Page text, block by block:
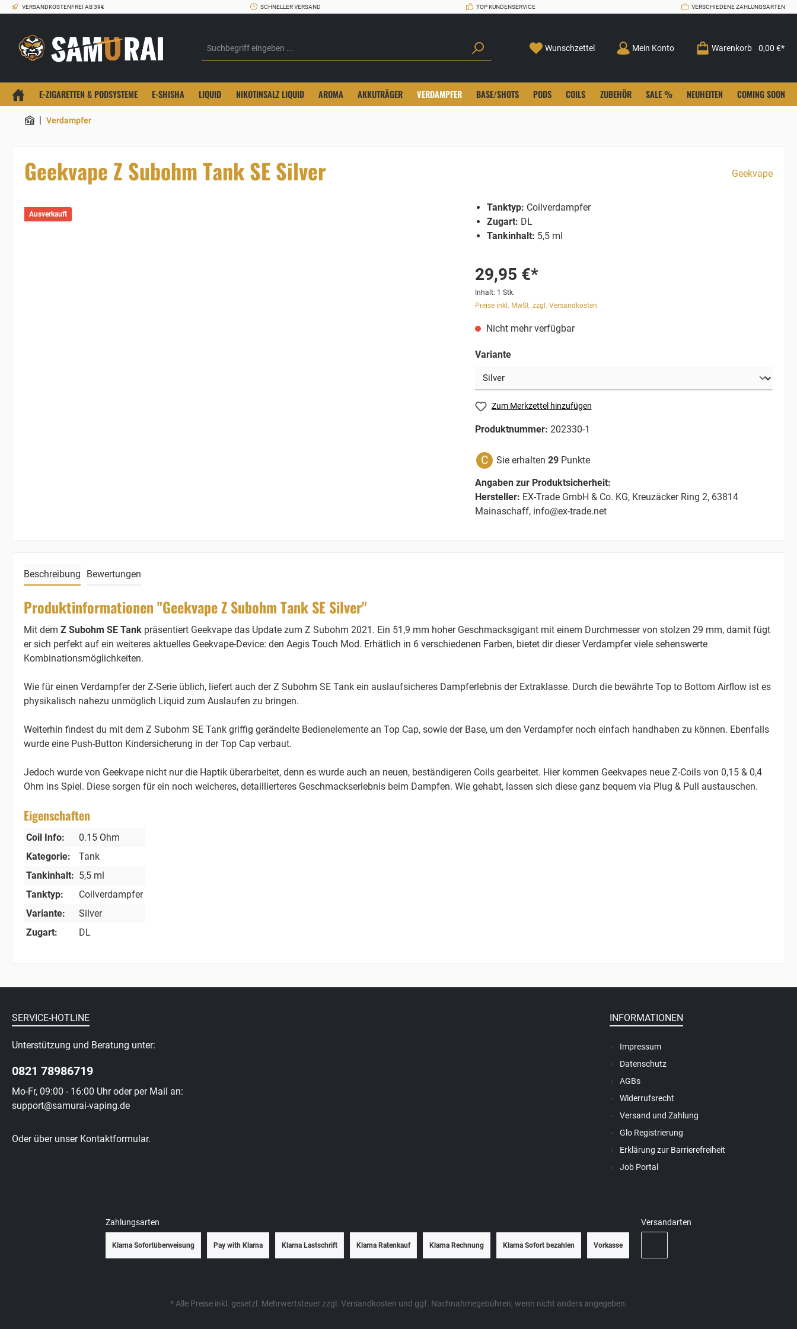
VERSANDKOSTENFREI AB 39€ SCHNELLER VERSAND TOP KUNDENSERVICE VERSCHIEDENE ZAHLUNGSARTEN
Wunschzettel Mein Konto Warenkorb 0,00 €*
E-ZIGARETTEN & PODSYSTEME E-SHISHA LIQUID NIKOTINSALZ LIQUID AROMA AKKUTRÄGER VERDAMPFER BASE/SHOTS PODS COILS ZUBEHÖR SALE % NEUHEITEN COMING SOON
| Verdampfer
Geekvape Z Subohm Tank SE Silver Geekvape
Ausverkauft
Tanktyp: Coilverdampfer
Zugart: DL
Tankinhalt: 5,5 ml
29,95 €*
Inhalt: 1 Stk.
Preise inkl. MwSt. zzgl. Versandkosten
Nicht mehr verfügbar
Variante
Zum Merkzettel hinzufügen
Produktnummer: 202330-1
C Sie erhalten 29 Punkte
Angaben zur Produktsicherheit:
Hersteller: EX-Trade GmbH & Co. KG, Kreuzäcker Ring 2, 63814
Mainaschaff, info@ex-trade.net
Beschreibung Bewertungen
Produktinformationen "Geekvape Z Subohm Tank SE Silver"
Mit dem Z Subohm SE Tank präsentiert Geekvape das Update zum Z Subohm 2021. Ein 51,9 mm hoher Geschmacksgigant mit einem Durchmesser von stolzen 29 mm, damit fügt
er sich perfekt auf ein weiteres aktuelles Geekvape-Device: den Aegis Touch Mod. Erhätlich in 6 verschiedenen Farben, bietet dir dieser Verdampfer viele sehenswerte
Kombinationsmöglichkeiten.
Wie für einen Verdampfer der Z-Serie üblich, liefert auch der Z Subohm SE Tank ein auslaufsicheres Dampferlebnis der Extraklasse. Durch die bewährte Top to Bottom Airflow ist es
physikalisch nahezu unmöglich Liquid zum Auslaufen zu bringen.
Weiterhin findest du mit dem Z Subohm SE Tank griffig gerändelte Bedienelemente an Top Cap, sowie der Base, um den Verdampfer noch einfach handhaben zu können. Ebenfalls
wurde eine Push-Button Kindersicherung in der Top Cap verbaut.
Jedoch wurde von Geekvape nicht nur die Haptik überarbeitet, denn es wurde auch an neuen, beständigeren Coils gearbeitet. Hier kommen Geekvapes neue Z-Coils von 0,15 & 0,4
Ohm ins Spiel. Diese sorgen für ein noch weicheres, detaillierteres Geschmackserlebnis beim Dampfen. Wie gehabt, lassen sich diese ganz bequem via Plug & Pull austauschen.
Eigenschaften
Coil Info:
0.15 Ohm
Kategorie:
Tank
Tankinhalt: 5,5 ml
Tanktyp:
Coilverdampfer
Variante:
Silver
Zugart:
DL
SERVICE-HOTLINE
Unterstützung und Beratung unter:
0821 78986719
Mo-Fr, 09:00 - 16:00 Uhr oder per Mail an:
support@samurai-vaping.de
Oder über unser Kontaktformular.
INFORMATIONEN
Impressum
Datenschutz
AGBs
Widerrufsrecht
Versand und Zahlung
Glo Registrierung
Erklärung zur Barrierefreiheit
Job Portal
Zahlungsarten
Klarna Sofortüberweisung Pay with Klarna Klarna Lastschrift Klarna Ratenkauf Klarna Rechnung Klarna Sofort bezahlen Vorkasse
Versandarten
* Alle Preise inkl. gesetzl. Mehrwertsteuer zzgl. Versandkosten und ggf. Nachnahmegebühren, wenn nicht anders angegeben.